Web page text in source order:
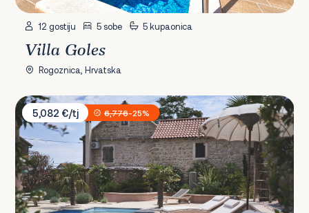
12 gostiju 5 sobe 5 kupaonica
Villa Goles
Rogoznica, Hrvatska
Villa Oaza
5,082 €/tj
6,776-25%